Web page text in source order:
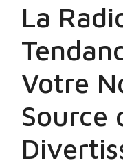
La
Votre
Source